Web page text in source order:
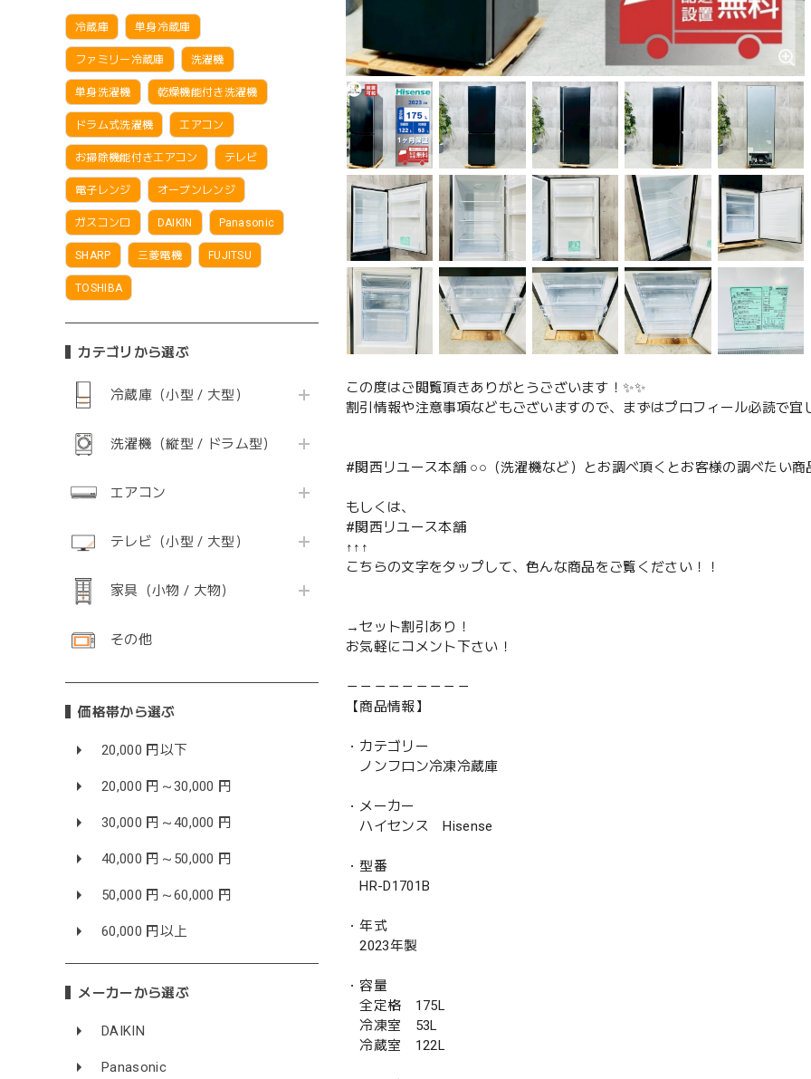
冷蔵庫 単身冷蔵庫
ファミリー冷蔵庫 洗濯機
単身洗濯機 乾燥機能付き洗濯機
ドラム式洗濯機 エアコン
お掃除機能付きエアコン テレビ
電子レンジ オーブンレンジ
ガスコンロ DAIKIN Panasonic
SHARP 三菱電機 FUJITSU
TOSHIBA
カテゴリから選ぶ
冷蔵庫（小型 / 大型）
洗濯機（縦型 / ドラム型）
エアコン
テレビ（小型 / 大型）
家具（小物 / 大物）
その他
価格帯から選ぶ
20,000 円以下
20,000 円～30,000 円
30,000 円～40,000 円
40,000 円～50,000 円
50,000 円～60,000 円
60,000 円以上
メーカーから選ぶ
DAIKIN
Panasonic
この度はご閲覧頂きありがとうございます！✨✨
割引情報や注意事項などもございますので、まずはプロフィール必読で宜
#関西リユース本舗 ○○（洗濯機など）とお調べ頂くとお客様の調べたい商
もしくは、
#関西リユース本舗
↑↑↑
こちらの文字をタップして、色んな商品をご覧ください！！
→セット割引あり！
お気軽にコメント下さい！
－－－－－－－－－
【商品情報】
・カテゴリー
ノンフロン冷凍冷蔵庫
・メーカー
ハイセンス Hisense
・型番
HR-D1701B
・年式
2023年製
・容量
全定格 175L
冷凍室 53L
冷蔵室 122L